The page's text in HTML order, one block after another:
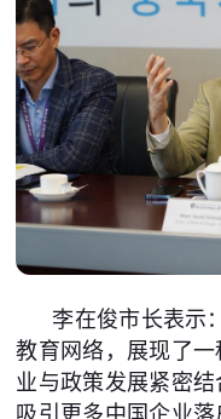
李在俊市长表示
教育网络，展现了
业与政策发展紧密
吸引更多中国企业